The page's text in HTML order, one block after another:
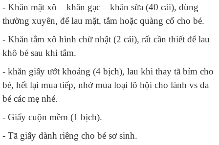
- Khăn mặt xô – khăn gạc – khăn sữa (40 cái), dùng
thường xuyên, để lau mặt, tắm hoặc quàng cổ cho bé.
- Khăn tắm xô hình chữ nhật (2 cái), rất cần thiết để lau
khô bé sau khi tắm.
- khăn giấy ướt khoảng (4 bịch), lau khi thay tã bỉm cho
bé, hết lại mua tiếp, nhớ mua loại lô hội cho lành vs da
bé các mẹ nhé.
- Giấy cuộn mềm (1 bịch).
- Tã giấy dành riêng cho bé sơ sinh.